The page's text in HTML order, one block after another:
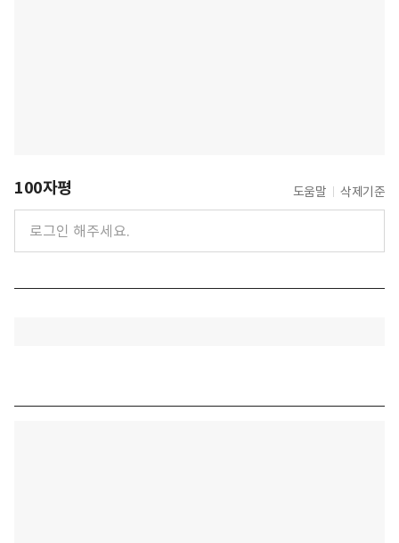
100자평 도움말 삭제기준